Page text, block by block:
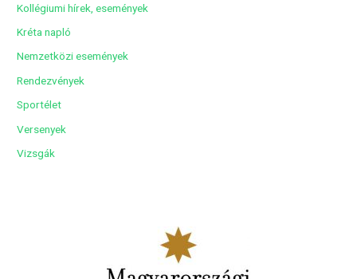
Kollégiumi hírek, események
Kréta napló
Nemzetközi események
Rendezvények
Sportélet
Versenyek
Vizsgák